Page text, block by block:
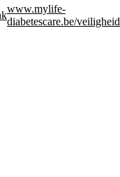
www.mylife-
diabetescare.be/veiligheid